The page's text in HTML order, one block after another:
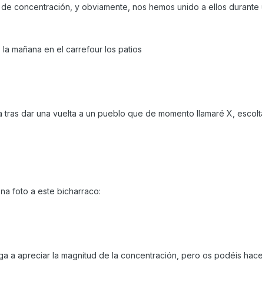
concentración, y obviamente, nos hemos unido a ellos durante
mañana en el carrefour los patios
dar una vuelta a un pueblo que de momento llamaré X,
foto a este bicharraco:
a apreciar la magnitud de la concentración, pero os podéis